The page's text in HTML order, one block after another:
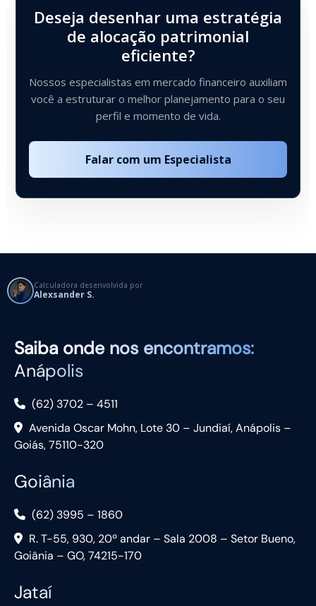
Deseja desenhar uma estratégia
de alocação patrimonial
eficiente?
Nossos especialistas em mercado financeiro auxiliam
você a estruturar o melhor planejamento para o seu
perfil e momento de vida.
Falar com um Especialista
Calculadora desenvolvida por
Alexsander S.
Saiba onde nos encontramos:
Anápolis
(62) 3702 – 4511
Avenida Oscar Mohn, Lote 30 – Jundiaí, Anápolis –
Goiás, 75110-320
Goiânia
(62) 3995 – 1860
R. T-55, 930, 20º andar – Sala 2008 – Setor Bueno,
Goiânia – GO, 74215-170
Jataí